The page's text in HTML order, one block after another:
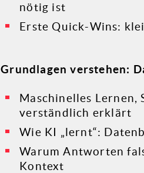
nötig ist
Erste Quick-Wins:
Grundlagen verstehen:
Maschinelles Lernen,
verständlich erklärt
Wie KI „lernt“:
Warum Antworten
Kontext